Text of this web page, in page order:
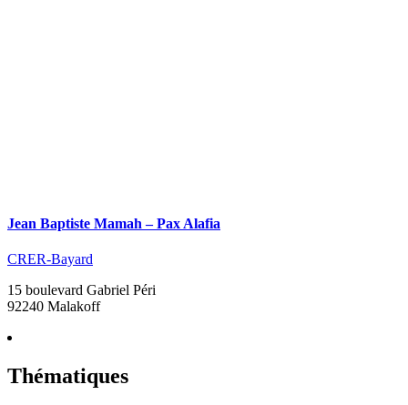
Jean Baptiste Mamah – Pax Alafia
CRER-Bayard
15 boulevard Gabriel Péri
92240 Malakoff
Thématiques